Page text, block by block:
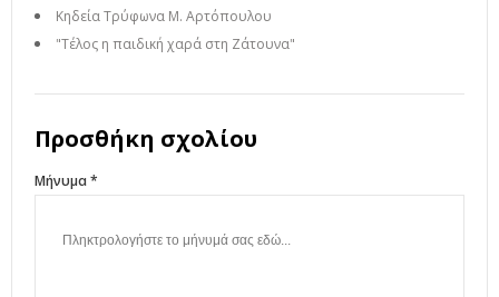
Κηδεία Τρύφωνα Μ. Αρτόπουλου
"Τέλος η παιδική χαρά στη Ζάτουνα"
Προσθήκη σχολίου
Μήνυμα *